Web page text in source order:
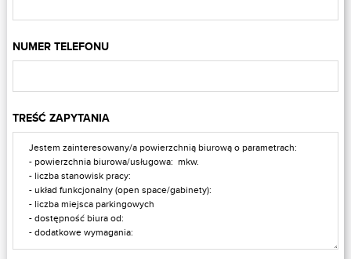
NUMER TELEFONU
TREŚĆ ZAPYTANIA